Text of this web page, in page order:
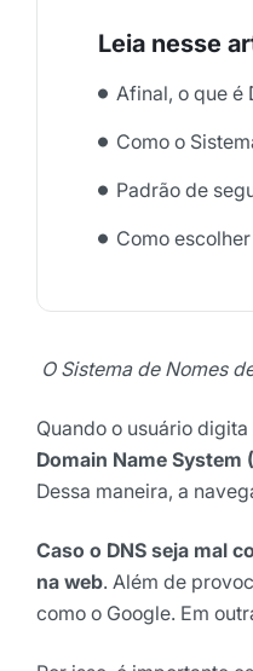
Afinal, o que é
Como o
Padrão de
Como
O Sistema de Nomes
Quando o usuário
Domain Name System
Dessa maneira, a
Caso o DNS seja mal
na web. Além de
como o Google. Em